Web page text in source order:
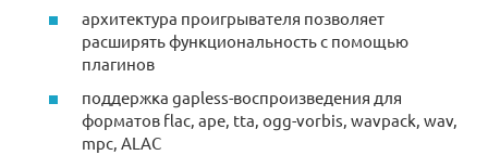
архитектура проигрывателя позволяет
расширять функциональность с помощью
плагинов
поддержка gapless-воспроизведения для
форматов flac, ape, tta, ogg-vorbis, wavpack, wav,
mpc, ALAC